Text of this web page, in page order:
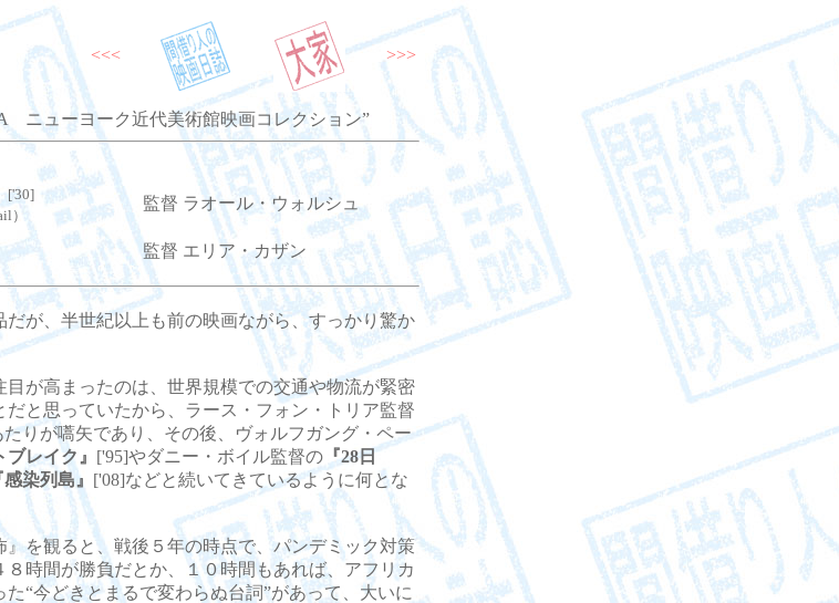
<<< >>>
ニューヨーク近代美術館映画コレクション”
['30]
）
監督 ラオール・ウォルシュ
監督 エリア・カザン
が、半世紀以上も前の映画ながら、すっかり驚か
が高まったのは、世界規模での交通や物流が緊密
だと思っていたから、ラース・フォン・トリア監督
たりが嚆矢であり、その後、ヴォルフガング・ペー
レイク』 ['95]やダニー・ボイル監督の 『28日
感染列島』 ['08]などと続いてきているように何とな
を観ると、戦後５年の時点で、パンデミック対策
８時間が勝負だとか、１０時間もあれば、アフリカ
“今どきとまるで変わらぬ台詞”があって、大いに